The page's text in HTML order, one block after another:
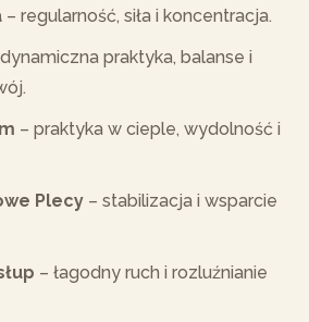
– regularność, siła i koncentracja.
praktyka, balanse i
– praktyka w cieple, wydolność i
Plecy – stabilizacja i wsparcie
– łagodny ruch i rozluźnianie